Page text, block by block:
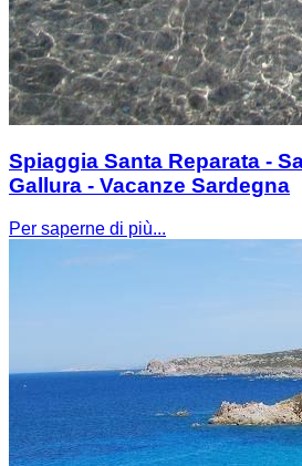
Spiaggia Santa Reparata -
Gallura - Vacanze Sardegna
Per saperne di più...